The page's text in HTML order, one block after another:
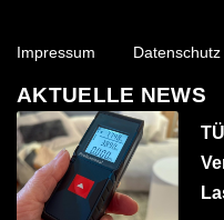
Impressum Datenschutz
AKTUELLE NEWS